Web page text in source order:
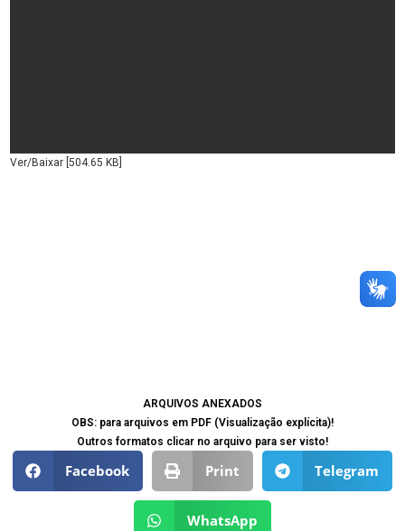
Ver/Baixar [504.65 KB]
ARQUIVOS ANEXADOS
OBS: para arquivos em PDF (Visualização explícita)!
Outros formatos clicar no arquivo para ser visto!
Facebook Print Telegram
WhatsApp